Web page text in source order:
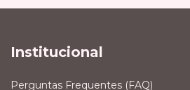
Institucional
Perguntas Frequentes (FAQ)